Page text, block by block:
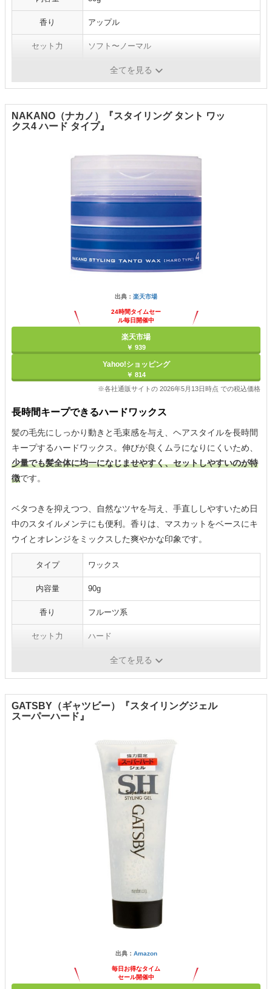
香り アップル
セット力 ソフト〜ノーマル
ツヤ感もあるセミマット
全てを見る
NAKANO（ナカノ）『スタイリング タント ワッ
クス4 ハード タイプ』
出典： 楽天市場
24時間タイムセー
ル毎日開催中
楽天市場
￥ 939
Yahoo!ショッピング
￥ 814
※各社通販サイトの 2026年5月13日時点 での税込価格
長時間キープできるハードワックス
髪の毛先にしっかり動きと毛束感を与え、ヘアスタイルを長時間
キープするハードワックス。伸びが良くムラになりにくいため、
少量でも髪全体に均一になじませやすく、セットしやすいのが特
徴です。
ベタつきを抑えつつ、自然なツヤを与え、手直ししやすいため日
中のスタイルメンテにも便利。香りは、マスカットをベースにキ
ウイとオレンジをミックスした爽やかな印象です。
タイプ ワックス
内容量 90g
香り フルーツ系
セット力 ハード
自然なツヤ感
全てを見る
GATSBY（ギャツビー）『スタイリングジェル
スーパーハード』
出典： Amazon
毎日お得なタイム
セール開催中